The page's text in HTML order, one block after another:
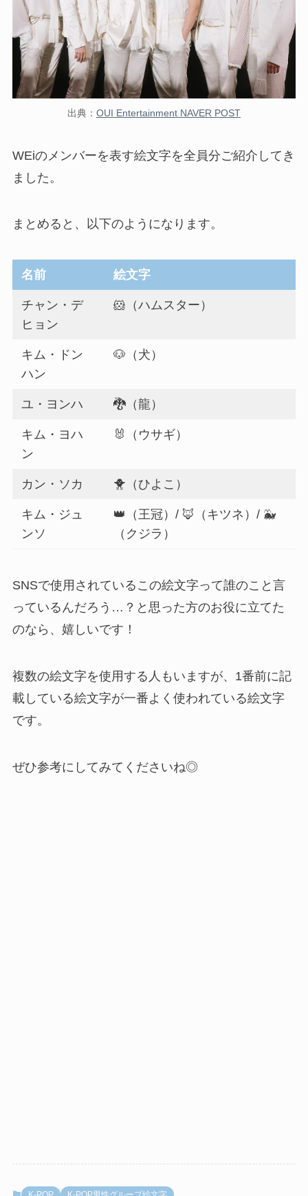
出典： OUI Entertainment NAVER POST
WEiのメンバーを表す絵文字を全員分ご紹介してき
ました。
まとめると、以下のようになります。
名前 絵文字
チャン・デ
ヒョン
🐹（ハムスター）
キム・ドン
ハン
🐶（犬）
ユ・ヨンハ 🐉（龍）
キム・ヨハ
ン
🐰（ウサギ）
カン・ソカ 🐥（ひよこ）
キム・ジュ
ンソ
👑（王冠）/ 🦊（キツネ）/ 🐳
（クジラ）
SNSで使用されているこの絵文字って誰のこと言
っているんだろう…？と思った方のお役に立てた
のなら、嬉しいです！
複数の絵文字を使用する人もいますが、1番前に記
載している絵文字が一番よく使われている絵文字
です。
ぜひ参考にしてみてくださいね◎